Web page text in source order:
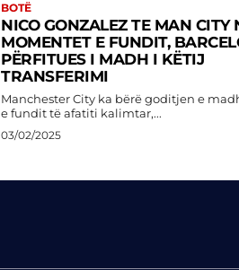
BOTË
NICO GONZALEZ TE MAN CITY
MOMENTET E FUNDIT,
PËRFITUES I MADH I KËTIJ
TRANSFERIMI
Manchester City ka bërë goditjen e
e fundit të afatiti kalimtar,...
03/02/2025